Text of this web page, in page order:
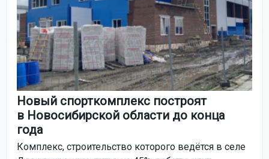
Новый спорткомплекс построят
в Новосибирской области до конца
года
Комплекс, строительство которого ведётся в селе